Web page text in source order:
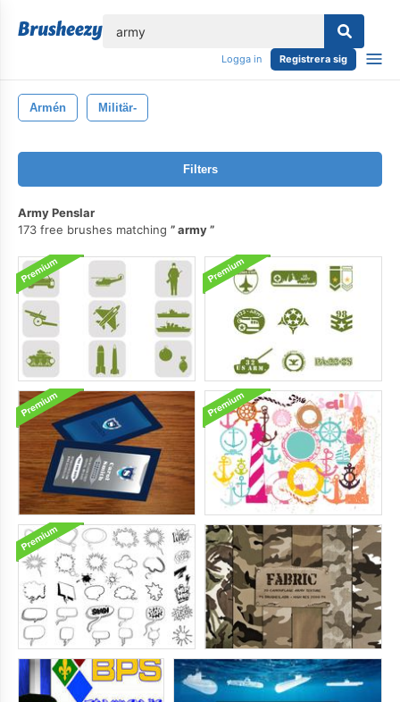
Logga in Registrera sig
Armén Militär-
Filters
Army Penslar
173 free brushes matching
army